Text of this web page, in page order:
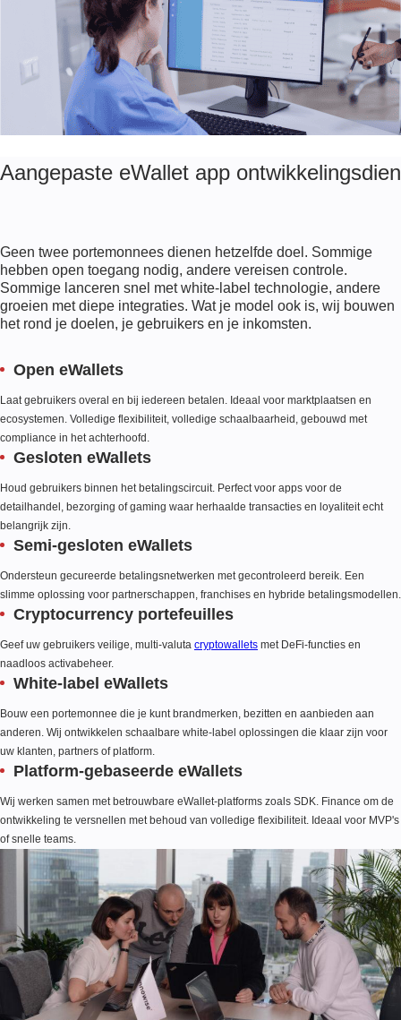
Aangepaste eWallet app
Geen twee portemonnees dienen hetzelfde doel. Sommige
hebben open toegang nodig, andere vereisen controle.
Sommige lanceren snel met white-label technologie, andere
groeien met diepe integraties. Wat je model ook is, wij bouwen
het rond je doelen, je gebruikers en je inkomsten.
Open eWallets
Laat gebruikers overal en bij iedereen betalen. Ideaal voor marktplaatsen en
ecosystemen. Volledige flexibiliteit, volledige schaalbaarheid, gebouwd met
compliance in het achterhoofd.
Gesloten eWallets
Houd gebruikers binnen het betalingscircuit. Perfect voor apps voor de
detailhandel, bezorging of gaming waar herhaalde transacties en loyaliteit echt
belangrijk zijn.
Semi-gesloten eWallets
Ondersteun gecureerde betalingsnetwerken met gecontroleerd bereik. Een
slimme oplossing voor partnerschappen, franchises en hybride betalingsmodellen.
Cryptocurrency portefeuilles
Geef uw gebruikers veilige, multi-valuta cryptowallets met DeFi-functies en
naadloos activabeheer.
White-label eWallets
Bouw een portemonnee die je kunt brandmerken, bezitten en aanbieden aan
anderen. Wij ontwikkelen schaalbare white-label oplossingen die klaar zijn voor
uw klanten, partners of platform.
Platform-gebaseerde eWallets
Wij werken samen met betrouwbare eWallet-platforms zoals SDK. Finance om de
ontwikkeling te versnellen met behoud van volledige flexibiliteit. Ideaal voor MVP's
of snelle teams.